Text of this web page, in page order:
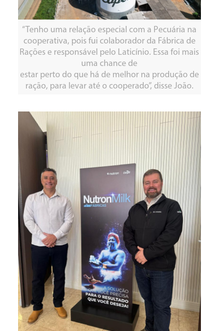
“Tenho uma relação especial com a Pecuária na
cooperativa, pois fui colaborador da Fábrica de
Rações e responsável pelo Laticínio. Essa foi mais
uma chance de
estar perto do que há de melhor na produção de
ração, para levar até o cooperado”, disse João.